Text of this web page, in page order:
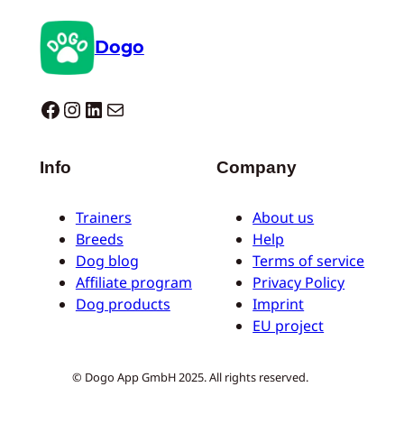
Dogo
Dogo facebook InstagramLinkedIn Correo electrónico
Info
Trainers
Breeds
Dog blog
Affiliate program
Dog products
Company
About us
Help
Terms of service
Privacy Policy
Imprint
EU project
© Dogo App GmbH 2025. All rights reserved.